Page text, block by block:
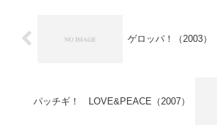
ゲロッパ！（2003）
パッチギ！ LOVE&PEACE（2007）